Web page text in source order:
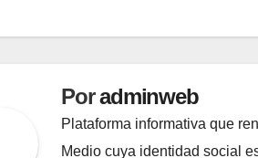
Poradminweb
Plataforma informativa que
Medio cuya identidad social